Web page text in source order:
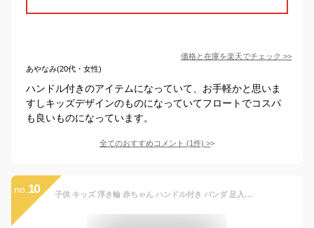
価格と在庫を楽天でチェック >>
あやなみ(20代・女性)
ハンドル付きのアイテムになっていて、お手軽かと思いま
すしキッズデザインのものになっていてフロートでコスパ
も良いものになっています。
全てのおすすめコメント (1件) >
no. 10 子供 キッズ 浮き輪 赤ちゃん ハンドル付き パンダ 足入れ フロート うきわ ウキワ お風呂 人気 かわいい おしゃれ ベビー 赤ちゃん 海 プール ビーチ 海水浴